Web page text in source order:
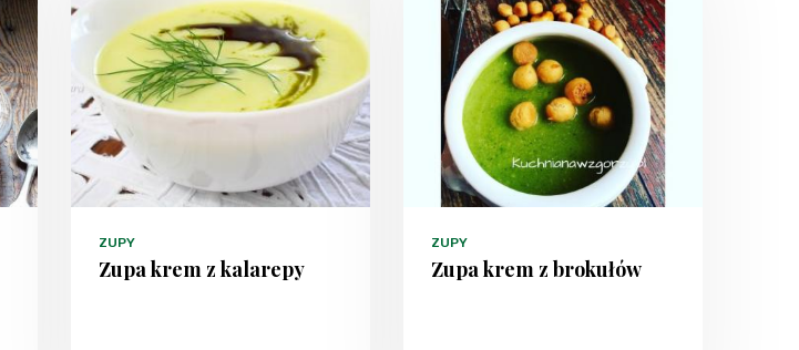
ZUPY
Zupa krem z kalarepy
ZUPY
Zupa krem z brokułów